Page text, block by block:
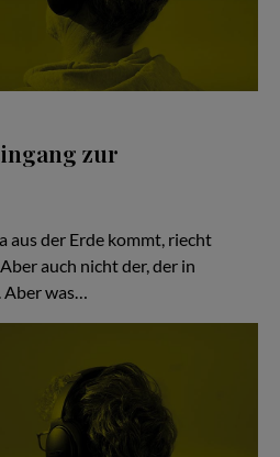
zur
aus der Erde kommt, riecht
auch nicht der, der in
was…